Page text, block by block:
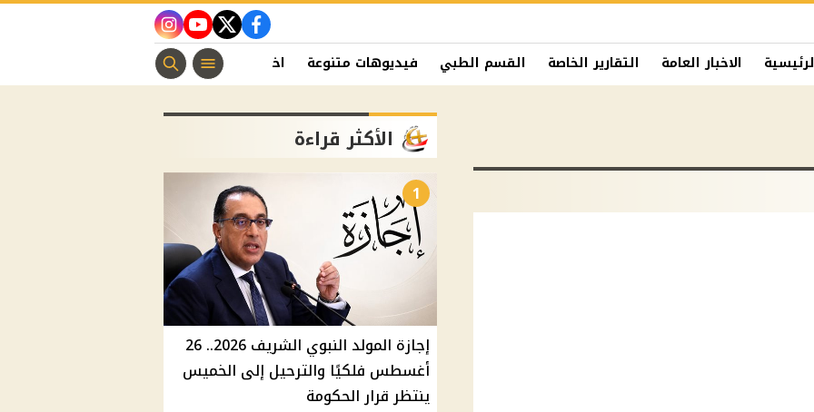
facebook
twitter
youtube
instagram
الاخبار العامة التقارير الخاصة القسم الطبي فيديوهات متنوعة اخبار الفن منوعات مسيحية
الأكثر قراءة
1
إجازة المولد النبوي الشريف 2026.. 26
أغسطس فلكيًا والترحيل إلى الخميس
ينتظر قرار الحكومة